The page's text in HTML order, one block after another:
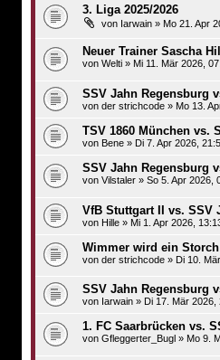
3. Liga 2025/2026
von Iarwain» Mo 21. Apr
Neuer Trainer Sascha
von Welti» Mi 11. Mär 2026,
SSV Jahn Regensburg
von der strichcode» Mo 13.
TSV 1860 München vs.
von Bene» Di 7. Apr 2026,
SSV Jahn Regensburg
von Vilstaler» So 5. Apr 2026,
VfB Stuttgart II vs. SSV
von Hille» Mi 1. Apr 2026,
Wimmer wird ein Storch
von der strichcode» Di 10.
SSV Jahn Regensburg
von Iarwain» Di 17. Mär 2026,
1. FC Saarbrücken vs.
von Gfleggerter_Bugl » Mo 9.